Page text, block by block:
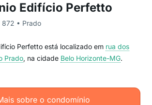
Edifício Perfetto
872 • Prado
Perfetto está localizado em rua dos
Prado, na cidade Belo Horizonte-MG.
sobre o condomínio